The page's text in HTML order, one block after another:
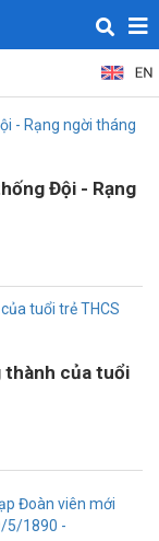
Đội - Rạng
thành của tuổi